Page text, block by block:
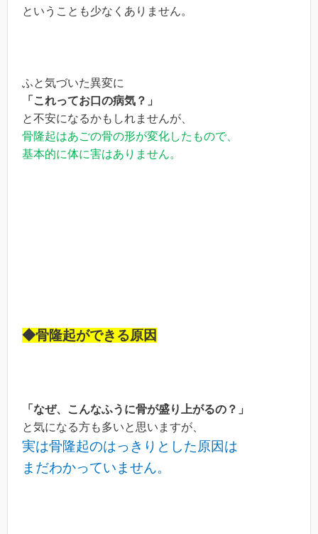
ということも少なくありません。
ふと気づいた異変に
「これってお口の病気？」
と不安になるかもしれませんが、
骨隆起はあごの骨の形が変化したもので、
基本的に体に害はありません。
◆骨隆起ができる原因
「なぜ、こんなふうに骨が盛り上がるの？」
と気になる方も多いと思いますが、
実は骨隆起のはっきりとした原因は
まだわかっていません。